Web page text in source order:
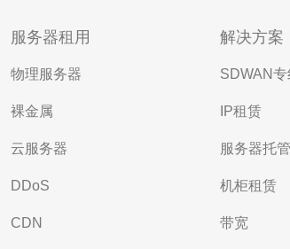
服务器租用
物理服务器
裸金属
云服务器
DDoS
CDN
解决方案
SDWAN专
IP租赁
服务器托管
机柜租赁
带宽